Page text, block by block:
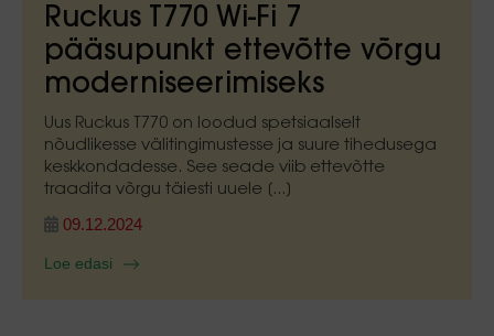
Ruckus T770 Wi-Fi 7
pääsupunkt ettevõtte võrgu
moderniseerimiseks
Uus Ruckus T770 on loodud spetsiaalselt
nõudlikesse välitingimustesse ja suure tihedusega
keskkondadesse. See seade viib ettevõtte
traadita võrgu täiesti uuele [...]
09.12.2024
Loe edasi